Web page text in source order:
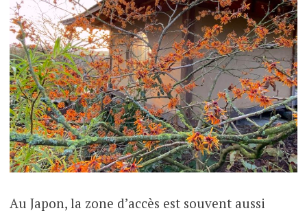
Au Japon, la zone d’accès est souvent aussi